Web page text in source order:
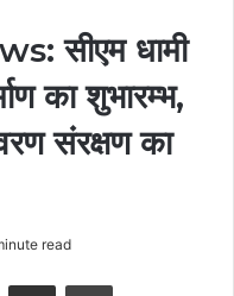
सीएम धामी
का शुभारम्भ,
संरक्षण का
read
Share via Email Print